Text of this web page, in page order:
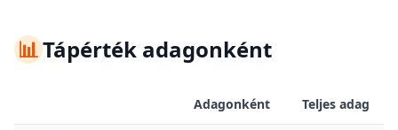
📊Tápérték adagonként
Adagonként Teljes adag